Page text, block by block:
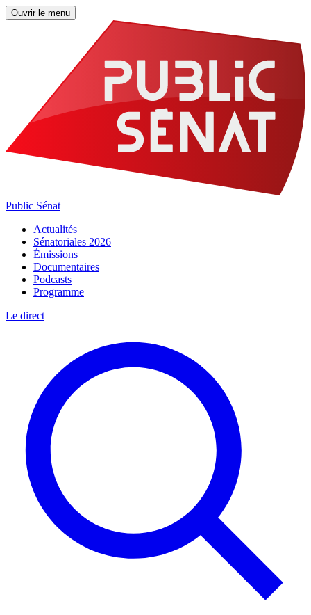
Ouvrir le menu
Public Sénat
Actualités
Sénatoriales 2026
Émissions
Documentaires
Podcasts
Programme
Le direct